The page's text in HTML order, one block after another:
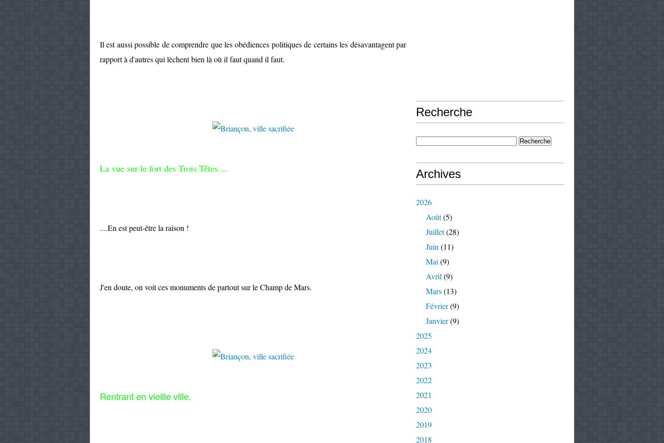
Il est aussi possible de comprendre que les obédiences politiques de certains les désavantagent par
rapport à d'autres qui lèchent bien là où il faut quand il faut.
La vue sur le fort des Trois Têtes....
....En est peut-être la raison !
J'en doute, on voit ces monuments de partout sur le Champ de Mars.
Rentrant en vieille ville.
Recherche
Archives
2026
Août(5)
Juillet(28)
Juin (11)
Mai (9)
Avril (9)
Mars(13)
Février(9)
Janvier(9)
2025
2024
2023
2022
2021
2020
2019
2018